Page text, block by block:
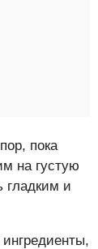
пока
на густую
гладким и